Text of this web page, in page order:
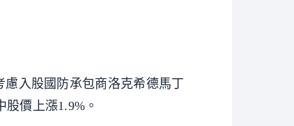
慮入股國防承包商洛克希德馬丁
價上漲1.9%。